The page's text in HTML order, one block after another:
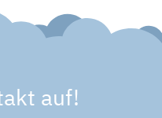
auf!